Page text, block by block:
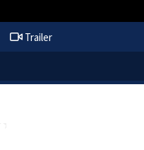
Trailer